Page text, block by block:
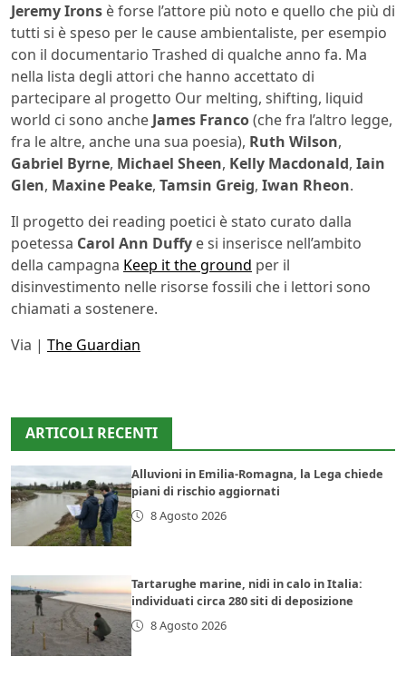
Jeremy Irons è forse l’attore più noto e quello che più di
tutti si è speso per le cause ambientaliste, per esempio
con il documentario Trashed di qualche anno fa. Ma
nella lista degli attori che hanno accettato di
partecipare al progetto Our melting, shifting, liquid
world ci sono ancheJames Franco(che fra l’altro legge,
fra le altre, anche una sua poesia), Ruth Wilson,
Gabriel Byrne, Michael Sheen, Kelly Macdonald, Iain
Glen, Maxine Peake, Tamsin Greig, Iwan Rheon.
Il progetto dei reading poetici è stato curato dalla
poetessa Carol Ann Duffy e si inserisce nell’ambito
della campagna Keep it the ground per il
disinvestimento nelle risorse fossili che i lettori sono
chiamati a sostenere.
Via | The Guardian
ARTICOLI RECENTI
Alluvioni in Emilia-Romagna, la Lega chiede
piani di rischio aggiornati
8 Agosto 2026
Tartarughe marine, nidi in calo in Italia:
individuati circa 280 siti di deposizione
8 Agosto 2026